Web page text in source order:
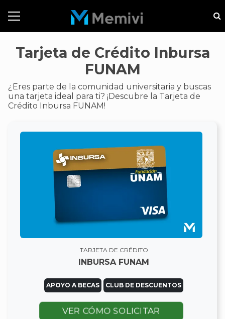
Tarjeta de Crédito Inbursa
FUNAM
¿Eres parte de la comunidad universitaria y buscas
una tarjeta ideal para ti? ¡Descubre la Tarjeta de
Crédito Inbursa FUNAM!
TARJETA DE CRÉDITO
INBURSA FUNAM
APOYO A BECAS CLUB DE DESCUENTOS
VER CÓMO SOLICITAR